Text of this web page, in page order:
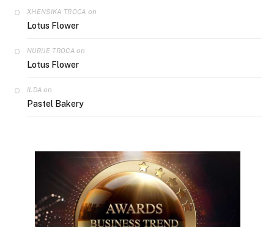
XHENSIKA TROCA on
Lotus Flower
NURIJE TROCA on
Lotus Flower
ILDA on
Pastel Bakery